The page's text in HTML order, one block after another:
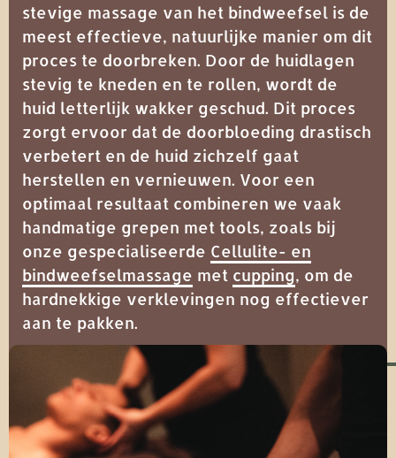
stevige massage van het bindweefsel is de
meest effectieve, natuurlijke manier om dit
proces te doorbreken. Door de huidlagen
stevig te kneden en te rollen, wordt de
huid letterlijk wakker geschud. Dit proces
zorgt ervoor dat de doorbloeding drastisch
verbetert en de huid zichzelf gaat
herstellen en vernieuwen. Voor een
optimaal resultaat combineren we vaak
handmatige grepen met tools, zoals bij
onze gespecialiseerde Cellulite- en
bindweefselmassage met cupping, om de
hardnekkige verklevingen nog effectiever
aan te pakken.